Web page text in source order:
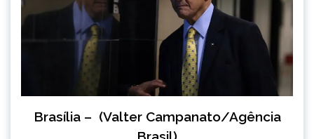
Brasília – (Valter Campanato/Agência